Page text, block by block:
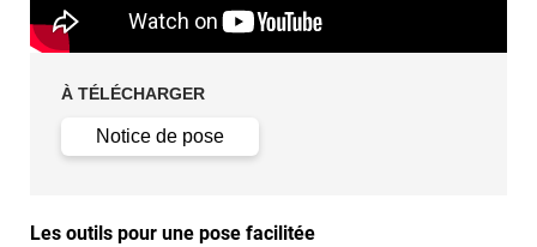
À TÉLÉCHARGER
Notice de pose
Les outils pour une pose facilitée